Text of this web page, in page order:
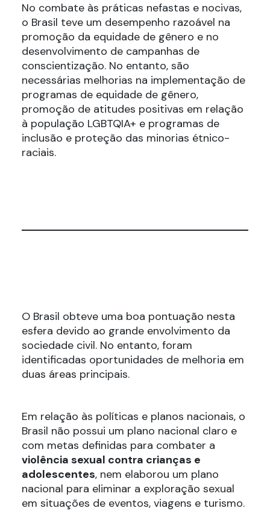
No combate às práticas nefastas e nocivas,
o Brasil teve um desempenho razoável na
promoção da equidade de gênero e no
desenvolvimento de campanhas de
conscientização. No entanto, são
necessárias melhorias na implementação de
programas de equidade de gênero,
promoção de atitudes positivas em relação
à população LGBTQIA+ e programas de
inclusão e proteção das minorias étnico-
raciais.
O Brasil obteve uma boa pontuação nesta
esfera devido ao grande envolvimento da
sociedade civil. No entanto, foram
identificadas oportunidades de melhoria em
duas áreas principais.
Em relação às políticas e planos nacionais, o
Brasil não possui um plano nacional claro e
com metas definidas para combater a
violência sexual contra crianças e
adolescentes, nem elaborou um plano
nacional para eliminar a exploração sexual
em situações de eventos, viagens e turismo.